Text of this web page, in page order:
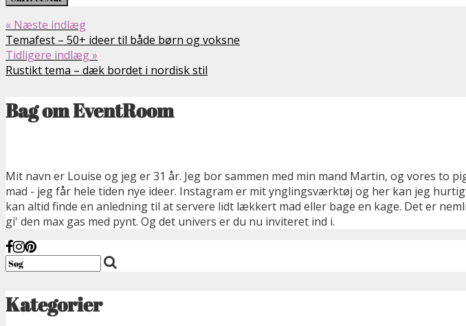
« Næste indlæg
Temafest – 50+ ideer til både børn og voksne
Tidligere indlæg »
Rustikt tema – dæk bordet i nordisk stil
Bag om EventRoom
Mit navn er Louise og jeg er 31 år. Jeg bor sammen med min mand Martin, og vores to
mad - jeg får hele tiden nye ideer. Instagram er mit ynglingsværktøj og her kan jeg
kan altid finde en anledning til at servere lidt lækkert mad eller bage en kage. Det er
gi' den max gas med pynt. Og det univers er du nu inviteret ind i.
Kategorier